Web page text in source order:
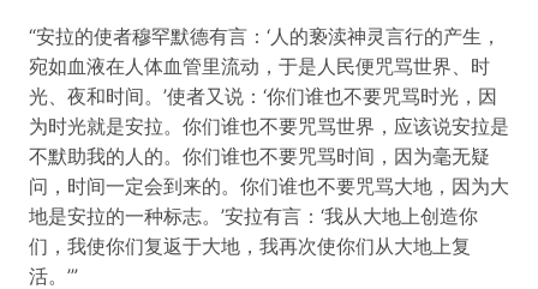
“安拉的使者穆罕默德有言：‘人的亵渎神灵言行的产生，
宛如血液在人体血管里流动，于是人民便咒骂世界、时
光、夜和时间。’使者又说：‘你们谁也不要咒骂时光，因
为时光就是安拉。你们谁也不要咒骂世界，应该说安拉是
不默助我的人的。你们谁也不要咒骂时间，因为毫无疑
问，时间一定会到来的。你们谁也不要咒骂大地，因为大
地是安拉的一种标志。’安拉有言：‘我从大地上创造你
们，我使你们复返于大地，我再次使你们从大地上复
活。’”